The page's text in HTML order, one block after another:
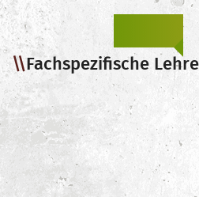
springen
anzeigen
zur
Fachspezifische Lehre